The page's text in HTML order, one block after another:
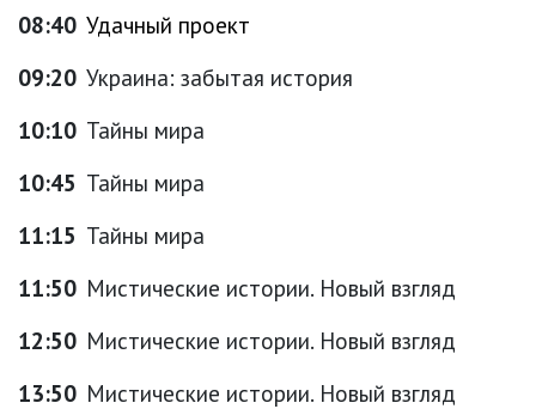
08:40 Удачный проект
09:20 Украина: забытая история
10:10 Тайны мира
10:45 Тайны мира
11:15 Тайны мира
11:50 Мистические истории. Новый взгляд
12:50 Мистические истории. Новый взгляд
13:50 Мистические истории. Новый взгляд